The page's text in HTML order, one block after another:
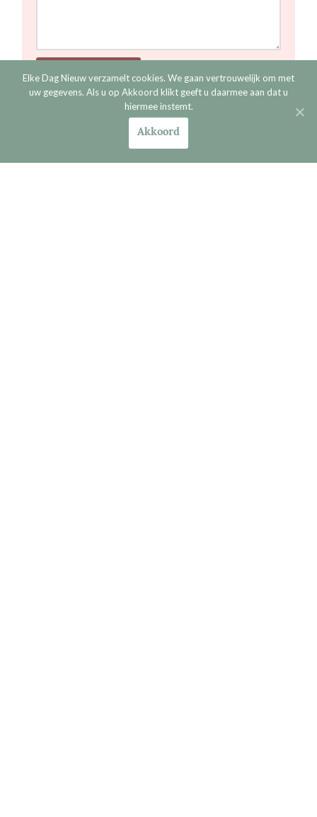
Elke Dag Nieuw verzamelt cookies. We gaan vertrouwelijk om met
uw gegevens. Als u op Akkoord klikt geeft u daarmee aan dat u
hiermee instemt.
Akkoord